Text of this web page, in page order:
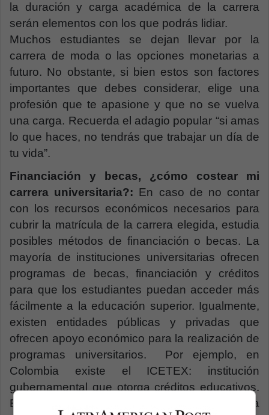
la duración y carga académica de la carrera
serán elementos con los que podrás lidiar.
Muchos estudiantes se dejan llevar por la
carrera de moda o las opciones monetarias a
futuro. No obstante, si bien estos son factores
importantes que debes considerar, elige una
profesión que te apasione y que no se vuelva
una carga. Recuerda el adagio popular “si amas
lo que haces, no tendrás que trabajar un día de
tu vida”.
Financiación y becas, ¿cómo costear mi
carrera universitaria?: En caso de no contar
con los recursos económicos necesarios para
cubrir la matrícula de la carrera elegida, estudia
posibles métodos de financiación o becas. La
mayoría de instituciones universitarias ofrecen
programas de becas, financiación y créditos
para que los estudiantes puedan acceder más
fácilmente a la educación superior. Igualmente,
existen entidades públicas y privadas que
ofrecen apoyo económico para la realización de
programas universitarios. Por ejemplo, en
Colombia existe el ICETEX: institución
gubernamental que otorga créditos educativos.
En Estados Unidos, existe la Solicitud Gratuita